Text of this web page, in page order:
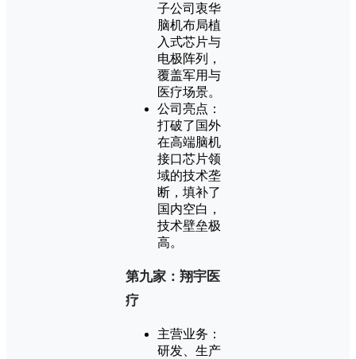
子公司衷华
脑机布局植
入式芯片与
电极阵列，
覆盖军用与
医疗场景。
公司亮点：
打破了国外
在高端脑机
接口芯片领
域的技术垄
断，填补了
国内空白，
技术壁垒极
高。
第九家：翔宇医
疗
主营业务：
研发、生产